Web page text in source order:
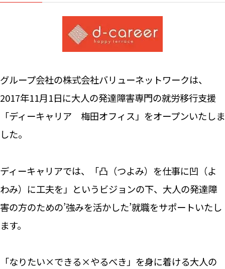
グループ会社の株式会社バリューネットワークは、
2017年11月1日に大人の発達障害専門の就労移行支援
「ディーキャリア 梅田オフィス」をオープンいたしま
した。
ディーキャリアでは、「凸（つよみ）を仕事に凹（よ
わみ）に工夫を」というビジョンの下、大人の発達障
害の方のための’強みを活かした’就職をサポートいたし
ます。
「なりたい×できる×やるべき」を身に着ける大人の